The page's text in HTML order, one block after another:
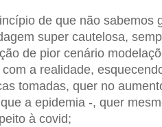
de que não sabemos
super cautelosa,
de pior cenário
a realidade,
tomadas, quer no
a epidemia -, quer
à covid;